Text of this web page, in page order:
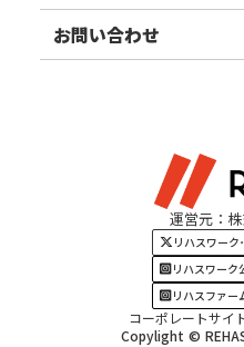
甲信越エリア
四国・九州エリア
ご利用者様の声
お知らせ
お問い合わせ
運営元：
リハスワーク
リハスワー
リハスファ
コーポレートサイ
Copylight ©